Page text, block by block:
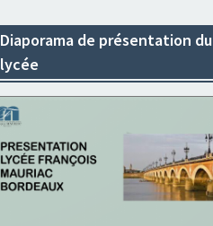
Diaporama de présentation du
lycée